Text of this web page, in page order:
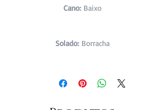
Cano:Baixo
Solado:Borracha